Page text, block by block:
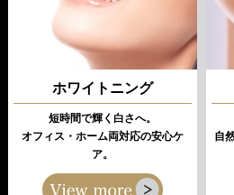
ホワイトニング
短時間で輝く白さへ。
オフィス・ホーム両対応の安心ケ
ア。
自